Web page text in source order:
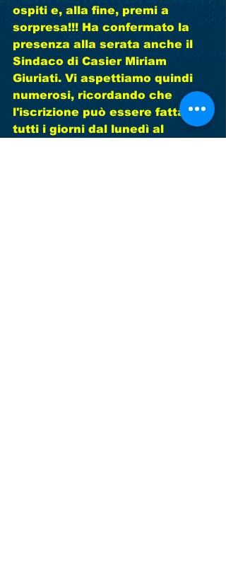
ospiti e, alla fine, premi a
sorpresa!!! Ha confermato la
presenza alla serata anche il
Sindaco di Casier Miriam
Giuriati. Vi aspettiamo quindi
numerosi, ricordando che
l'iscrizione può essere fatta
tutti i giorni dal lunedì al